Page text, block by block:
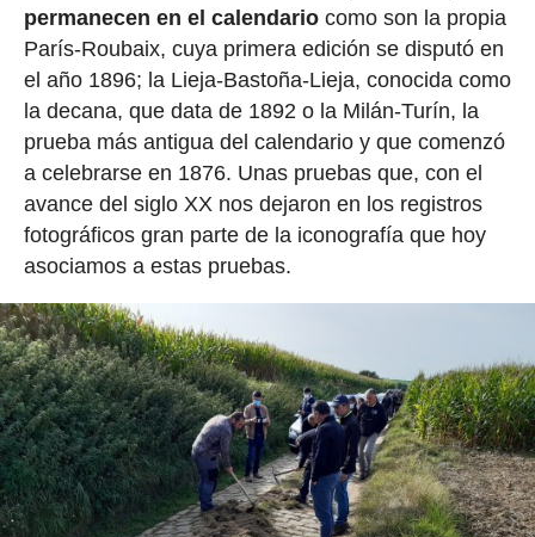
permanecen en el calendariocomo son la propia
París-Roubaix, cuya primera edición se disputó en
el año 1896; la Lieja-Bastoña-Lieja, conocida como
la decana, que data de 1892 o la Milán-Turín, la
prueba más antigua del calendario y que comenzó
a celebrarse en 1876. Unas pruebas que, con el
avance del siglo XX nos dejaron en los registros
fotográficos gran parte de la iconografía que hoy
asociamos a estas pruebas.